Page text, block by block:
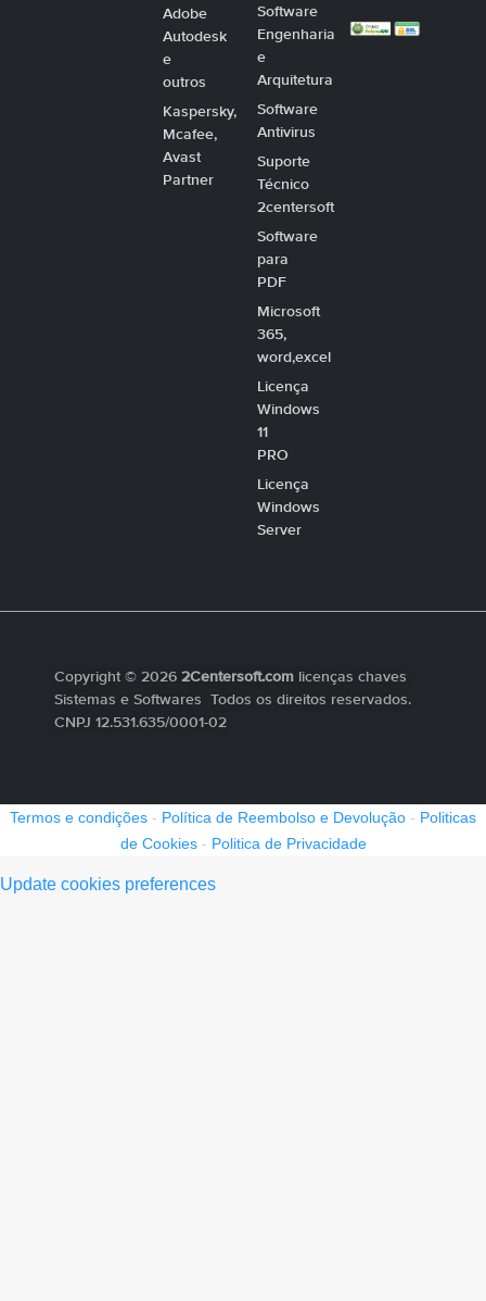
Adobe
Autodesk
e
outros
Kaspersky,
Mcafee,
Avast
Partner
Software
Engenharia
e
Arquitetura
Software
Antivirus
Suporte
Técnico
2centersoft
Software
para
PDF
Microsoft
365,
word,excel
Licença
Windows
11
PRO
Licença
Windows
Server
Copyright © 2026 2Centersoft.com licenças chaves
Sistemas e Softwares Todos os direitos reservados.
CNPJ 12.531.635/0001-02
Termos e condições - Política de Reembolso e Devolução - Politicas
de Cookies- Politica de Privacidade
Update cookies preferences